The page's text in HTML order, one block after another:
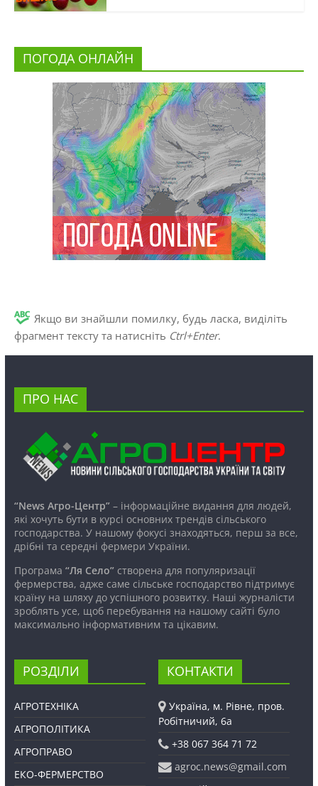
ПОГОДА ОНЛАЙН
Якщо ви знайшли помилку, будь ласка, виділіть
фрагмент тексту та натисніть Ctrl+Enter.
ПРО НАС
“News Агро-Центр”– інформаційне видання для людей,
які хочуть бути в курсі основних трендів сільського
господарства. У нашому фокусі знаходяться, перш за все,
дрібні та середні фермери України.
Програма “Ля Село”створена для популяризації
фермерства, адже саме сільське господарство підтримує
країну на шляху до успішного розвитку. Наші журналісти
зроблять усе, щоб перебування на нашому сайті було
максимально інформативним та цікавим.
РОЗДІЛИ
АГРОТЕХНІКА
АГРОПОЛІТИКА
АГРОПРАВО
ЕКО-ФЕРМЕРСТВО
КОНТАКТИ
Україна, м. Рівне, пров.
Робітничий, 6а
+38 067 364 71 72
agroc.news@gmail.com